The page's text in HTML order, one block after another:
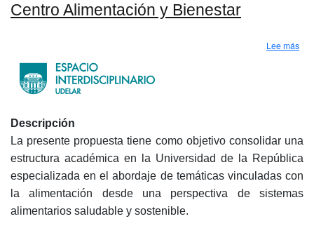
Centro Alimentación y Bienestar
Lee más
Descripción
La presente propuesta tiene como objetivo consolidar una
estructura académica en la Universidad de la República
especializada en el abordaje de temáticas vinculadas con
la alimentación desde una perspectiva de sistemas
alimentarios saludable y sostenible.